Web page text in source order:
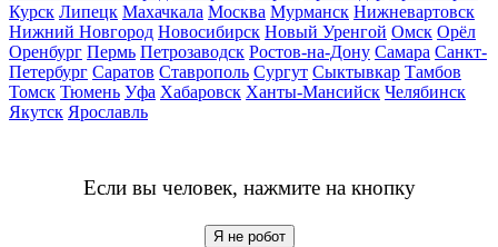
Курск Липецк Махачкала Москва Мурманск Нижневартовск
Нижний Новгород Новосибирск Новый Уренгой Омск Орёл
Оренбург Пермь Петрозаводск Ростов-на-Дону Самара Санкт-
Петербург Саратов Ставрополь Сургут Сыктывкар Тамбов
Томск Тюмень Уфа Хабаровск Ханты-Мансийск Челябинск
Якутск Ярославль
Если вы человек, нажмите на кнопку
Я не робот